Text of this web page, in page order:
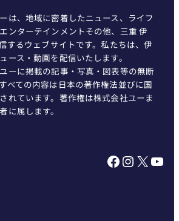
は、地域に密着したニュース、ライフ
ンターテインメントその他、三重 伊
するウェブサイトです。私たちは、伊
ース・動画を配信いたします。
ーに掲載の記事・写真・図表等の無断
べての内容は日本の著作権法並びに国
れています。著作権は株式会社ユーま
に属します。
Facebook InstagramX YouTube